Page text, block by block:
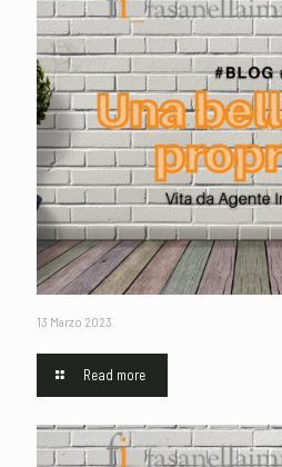
13 Marzo 2023
Read more